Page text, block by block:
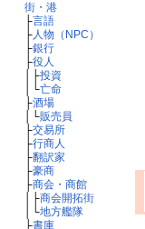
街・港
├言語
├人物（NPC）
├銀行
├役人
│├投資
│└亡命
├酒場
│└販売員
├交易所
├行商人
├翻訳家
├豪商
├商会・商館
│├商会開拓街
│└地方艦隊
├書庫